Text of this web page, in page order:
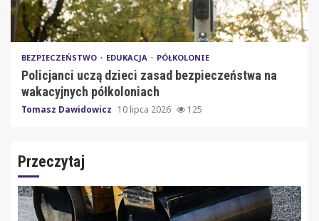
BEZPIECZEŃSTWO EDUKACJA PÓŁKOLONIE
Policjanci uczą dzieci zasad bezpieczeństwa na
wakacyjnych półkoloniach
Tomasz Dawidowicz 10 lipca 2026 125
Przeczytaj